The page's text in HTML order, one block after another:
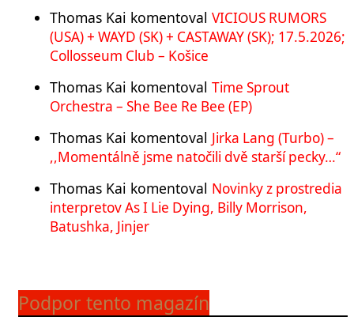
Thomas Kai komentoval VICIOUS RUMORS
(USA) + WAYD (SK) + CASTAWAY (SK); 17.5.2026;
Collosseum Club – Košice
Thomas Kai komentoval Time Sprout
Orchestra – She Bee Re Bee (EP)
Thomas Kai komentoval Jirka Lang (Turbo) –
,,Momentálně jsme natočili dvě starší pecky…“
Thomas Kai komentoval Novinky z prostredia
interpretov As I Lie Dying, Billy Morrison,
Batushka, Jinjer
Podpor tento magazín